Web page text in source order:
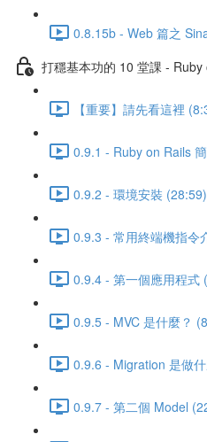
0.8.15b - Web 篇之
打穩基本功的 10 堂課 - Ruby
【重要】請先看這裡
0.9.1 - Ruby on Rails
0.9.2 - 環境安裝 (28:59)
0.9.3 - 常用終端機指令
0.9.4 - 第一個應用程式
0.9.5 - MVC 是什麼？
0.9.6 - Migration 是做
0.9.7 - 第二個 Model